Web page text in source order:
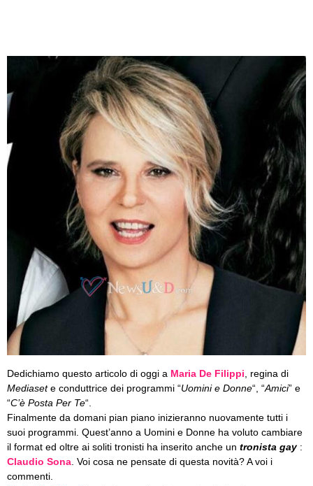
Dedichiamo questo articolo di oggi a Maria De Filippi , regina di
Mediasete conduttrice dei programmi “Uomini e Donne“, “Amici” e
“C’è Posta Per Te“.
Finalmente da domani pian piano inizieranno nuovamente tutti i
suoi programmi. Quest’anno a Uomini e Donne ha voluto cambiare
il format ed oltre ai soliti tronisti ha inserito anche un tronista gay:
Claudio Sona . Voi cosa ne pensate di questa novità? A voi i
commenti.